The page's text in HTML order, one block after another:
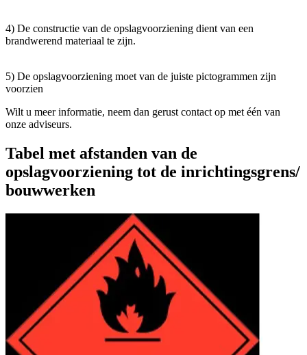
4) De constructie van de opslagvoorziening dient van een
brandwerend materiaal te zijn.
5) De opslagvoorziening moet van de juiste pictogrammen zijn
voorzien
Wilt u meer informatie, neem dan gerust contact op met één van
onze adviseurs.
Tabel met afstanden van de
opslagvoorziening tot de inrichtingsgrens/
bouwwerken